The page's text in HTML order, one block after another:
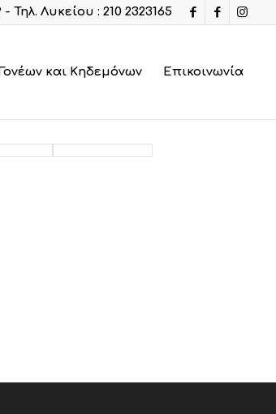
- Τηλ. Λυκείου : 210 2323165
και Κηδεμόνων Επικοινωνία